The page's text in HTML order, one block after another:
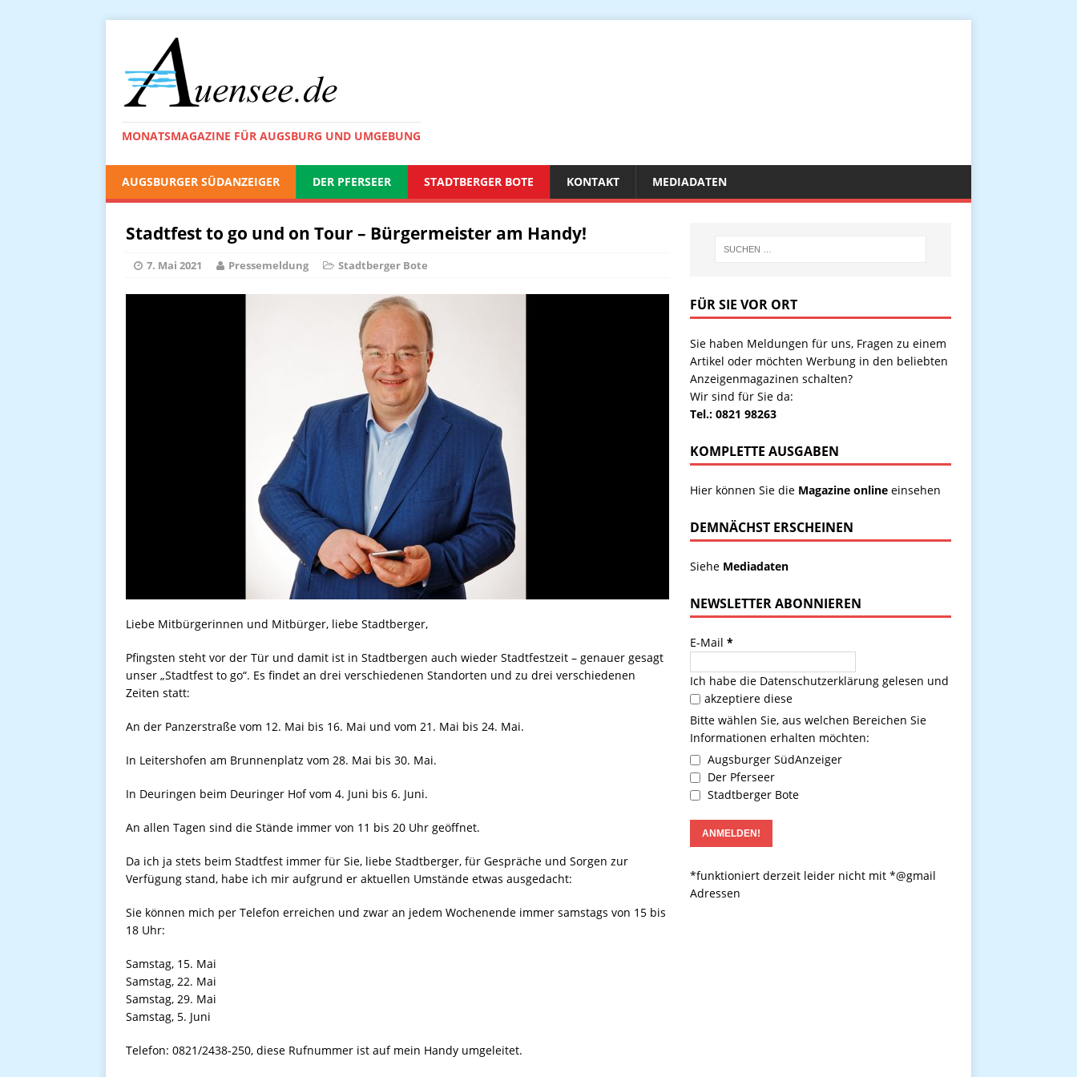
MONATSMAGAZINE FÜR AUGSBURG UND UMGEBUNG
AUGSBURGER SÜDANZEIGER DER PFERSEER STADTBERGER BOTE KONTAKT MEDIADATEN
Stadtfest to go und on Tour – Bürgermeister am Handy!
7. Mai 2021 Pressemeldung Stadtberger Bote
Liebe Mitbürgerinnen und Mitbürger, liebe Stadtberger,
Pfingsten steht vor der Tür und damit ist in Stadtbergen auch wieder Stadtfestzeit – genauer gesagt
unser „Stadtfest to go“. Es findet an drei verschiedenen Standorten und zu drei verschiedenen
Zeiten statt:
An der Panzerstraße vom 12. Mai bis 16. Mai und vom 21. Mai bis 24. Mai.
In Leitershofen am Brunnenplatz vom 28. Mai bis 30. Mai.
In Deuringen beim Deuringer Hof vom 4. Juni bis 6. Juni.
An allen Tagen sind die Stände immer von 11 bis 20 Uhr geöffnet.
Da ich ja stets beim Stadtfest immer für Sie, liebe Stadtberger, für Gespräche und Sorgen zur
Verfügung stand, habe ich mir aufgrund er aktuellen Umstände etwas ausgedacht:
Sie können mich per Telefon erreichen und zwar an jedem Wochenende immer samstags von 15 bis
18 Uhr:
Samstag, 15. Mai
Samstag, 22. Mai
Samstag, 29. Mai
Samstag, 5. Juni
Telefon: 0821/2438-250, diese Rufnummer ist auf mein Handy umgeleitet.
FÜR SIE VOR ORT
Sie haben Meldungen für uns, Fragen zu einem
Artikel oder möchten Werbung in den beliebten
Anzeigenmagazinen schalten?
Wir sind für Sie da:
Tel.: 0821 98263
KOMPLETTE AUSGABEN
Hier können Sie die Magazine onlineeinsehen
DEMNÄCHST ERSCHEINEN
Siehe Mediadaten
NEWSLETTER ABONNIEREN
E-Mail *
Ich habe die Datenschutzerklärunggelesen und
akzeptiere diese
Bitte wählen Sie, aus welchen Bereichen Sie
Informationen erhalten möchten:
Augsburger SüdAnzeiger
Der Pferseer
Stadtberger Bote
*funktioniert derzeit leider nicht mit *@gmail
Adressen